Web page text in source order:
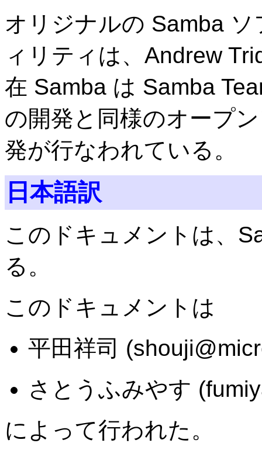
オリジナルの Samba
ィリティは、Andrew
在 Samba は Samba
の開発と同様のオープ
発が行なわれている。
日本語訳
このドキュメントは、
る。
このドキュメントは
平田祥司
さとうふみやす
によって行われた。